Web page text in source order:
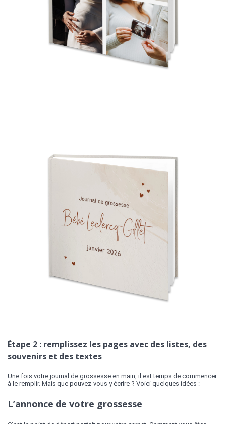
Étape 2 : remplissez les pages avec des listes, des
souvenirs et des textes
Une fois votre journal de grossesse en main, il est temps de commencer
à le remplir. Mais que pouvez-vous y écrire ? Voici quelques idées :
L’annonce de votre grossesse